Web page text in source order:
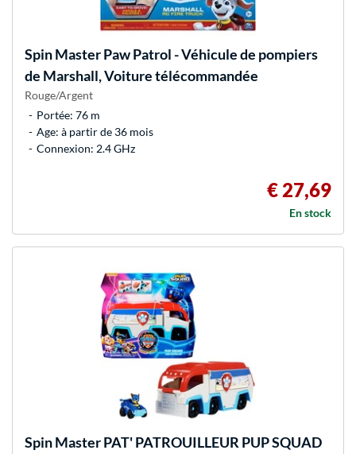
Spin MasterPaw Patrol - Véhicule de pompiers
de Marshall, Voiture télécommandée
Rouge/Argent
Portée: 76 m
Age: à partir de 36 mois
Connexion: 2.4 GHz
€ 27,69
En stock
Spin MasterPAT' PATROUILLEUR PUP SQUAD